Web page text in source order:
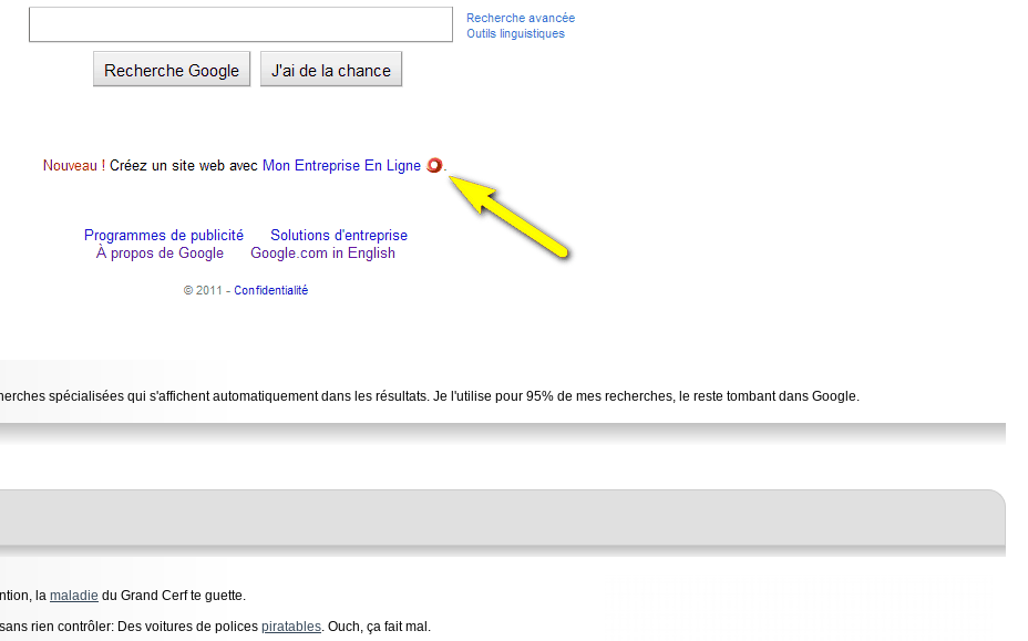
spécialisées qui s'affichent automatiquement dans les résultats. Je l'utilise pour 95% de mes recherches, le reste tombant dans Google.
la maladie du Grand Cerf te guette.
rien contrôler: Des voitures de polices piratables. Ouch, ça fait mal.